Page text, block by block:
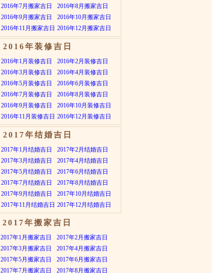
2016年7月搬家吉日
2016年8月搬家吉日
2016年9月搬家吉日
2016年10月搬家吉日
2016年11月搬家吉日 2016年12月搬家吉日
2016年装修吉日
2016年1月装修吉日
2016年2月装修吉日
2016年3月装修吉日
2016年4月装修吉日
2016年5月装修吉日
2016年6月装修吉日
2016年7月装修吉日
2016年8月装修吉日
2016年9月装修吉日
2016年10月装修吉日
2016年11月装修吉日 2016年12月装修吉日
2017年结婚吉日
2017年1月结婚吉日
2017年2月结婚吉日
2017年3月结婚吉日
2017年4月结婚吉日
2017年5月结婚吉日
2017年6月结婚吉日
2017年7月结婚吉日
2017年8月结婚吉日
2017年9月结婚吉日
2017年10月结婚吉日
2017年11月结婚吉日 2017年12月结婚吉日
2017年搬家吉日
2017年1月搬家吉日
2017年2月搬家吉日
2017年3月搬家吉日
2017年4月搬家吉日
2017年5月搬家吉日
2017年6月搬家吉日
2017年7月搬家吉日
2017年8月搬家吉日